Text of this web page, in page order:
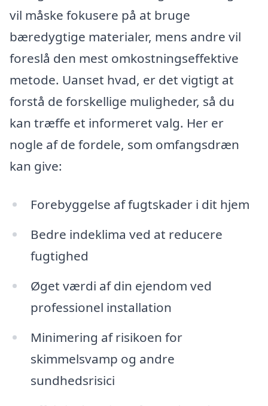
vil måske fokusere på at bruge
bæredygtige materialer, mens andre vil
foreslå den mest omkostningseffektive
metode. Uanset hvad, er det vigtigt at
forstå de forskellige muligheder, så du
kan træffe et informeret valg. Her er
nogle af de fordele, som omfangsdræn
kan give:
Forebyggelse af fugtskader i dit hjem
Bedre indeklima ved at reducere
fugtighed
Øget værdi af din ejendom ved
professionel installation
Minimering af risikoen for
skimmelsvamp og andre
sundhedsrisici